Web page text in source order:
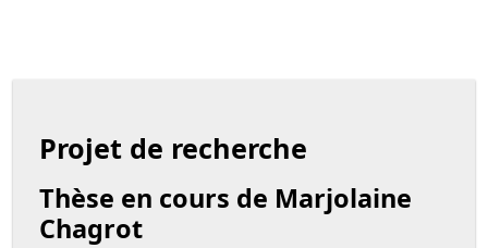
Projet de recherche
Thèse en cours de Marjolaine
Chagrot